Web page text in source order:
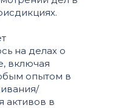
на делах о
включая
опытом в
активов в